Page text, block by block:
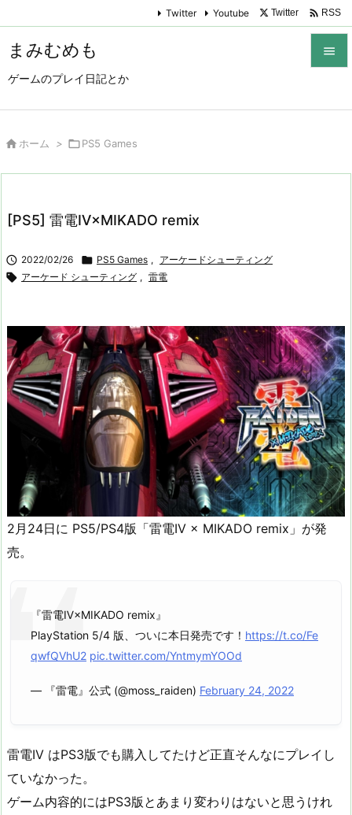
まみむめも
ゲームのプレイ日記とか

Twitter Youtube Twitter  RSS
 ホーム > PS5 Games
[PS5] 雷電Ⅳ×MIKADO remix
 2022/02/26  PS5 Games , アーケードシューティング
 アーケード シューティング , 雷電
2月24日に PS5/PS4版「雷電IV × MIKADO remix」が発
売。
『雷電Ⅳ×MIKADO remix』
PlayStation 5/4 版、ついに本日発売です！ https://t.co/Fe
qwfQVhU2 pic.twitter.com/YntmymYOOd
— 『雷電』公式 (@moss_raiden) February 24, 2022
雷電IV はPS3版でも購入してたけど正直そんなにプレイし
ていなかった。
ゲーム内容的にはPS3版とあまり変わりはないと思うけれ